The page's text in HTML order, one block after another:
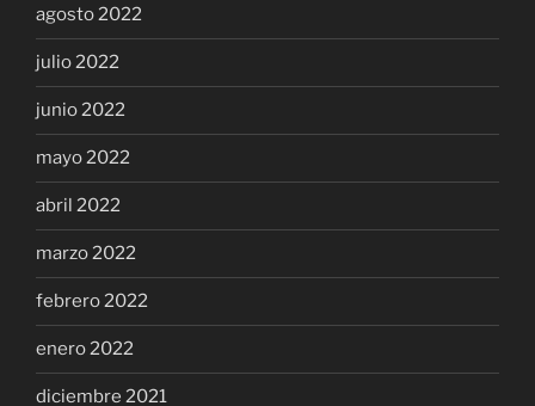
agosto 2022
julio 2022
junio 2022
mayo 2022
abril 2022
marzo 2022
febrero 2022
enero 2022
diciembre 2021